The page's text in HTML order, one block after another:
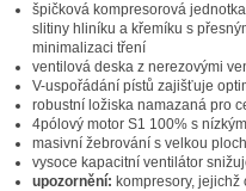
špičková kompresorová
slitiny hliníku a křemíku s
minimalizaci tření
ventilová deska z nerezovými
V-uspořádání pístů zajišťuje
robustní ložiska namazaná pro
4pólový motor S1 100% s
masivní žebrování s velkou
vysoce kapacitní ventilátor
upozornění: kompresory,